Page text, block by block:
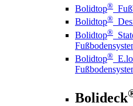
Bolidtop®
Bolidtop®
Bolidtop®
Bolidtop®
Bolideck